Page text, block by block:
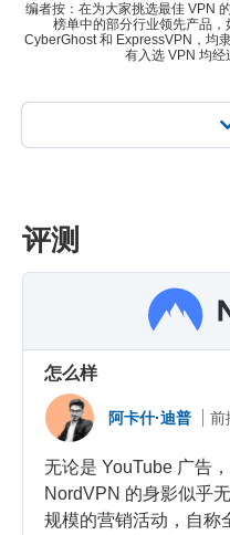
编者按：在为大家挑选最佳 VPN
榜单中的部分行业领先产品，
CyberGhost 和 ExpressVPN，均
有入选 VPN 均经
评测
怎么样
阿卡什·迪普 前
无论是 YouTube 广告
NordVPN 的身影似乎
规模的营销活动，自称